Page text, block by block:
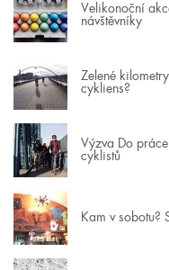
Velikonoční
návštěvníky
Zelené
cykliens?
Výzva Do
cyklistů
Kam v sobotu?